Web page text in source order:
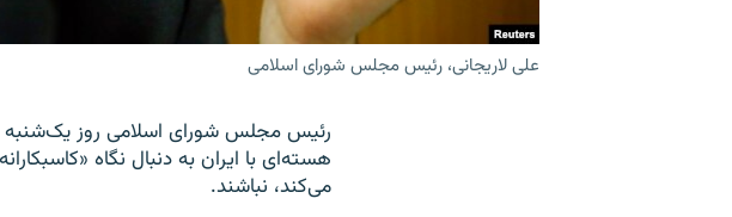
علی لاریجانی، رئیس مجلس شورای اسلامی
هسته‌ای با ایران به دنبال نگاه
می‌کند، نباشند.